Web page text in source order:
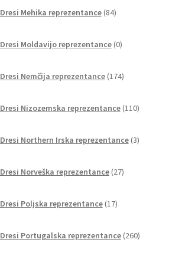
Dresi Mehika reprezentance 84izdelkov
Dresi Moldavijo reprezentance 0izdelkov
Dresi Nemčija reprezentance 174izdelkov
Dresi Nizozemska reprezentance 110izdelkov
Dresi Northern Irska reprezentance 3izdelki
Dresi Norveška reprezentance 27izdelkov
Dresi Poljska reprezentance 17izdelkov
Dresi Portugalska reprezentance 260izdelkov